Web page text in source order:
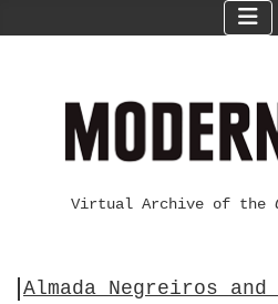
Virtual Archive of the
Almada Negreiros